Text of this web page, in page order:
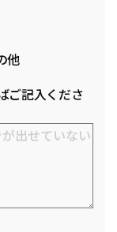
他
ご記入くださ